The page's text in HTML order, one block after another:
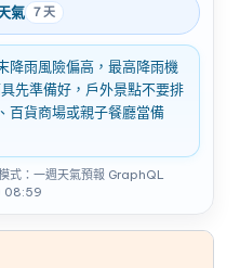
氣 7 天
降雨風險偏高，最高降雨機
先準備好，戶外景點不要排
百貨商場或親子餐廳當備
式：一週天氣預報 GraphQL
08:59